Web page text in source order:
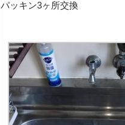
パッキン3ヶ所交換